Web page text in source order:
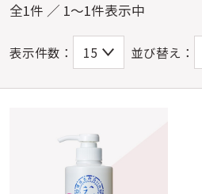
全1件 ／ 1～1件表示中
表示件数： 並び替え：